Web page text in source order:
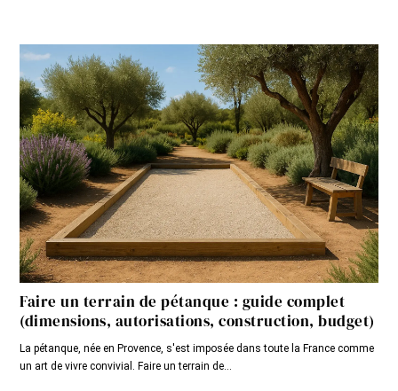
Faire un terrain de pétanque : guide complet
(dimensions, autorisations, construction, budget)
La pétanque, née en Provence, s'est imposée dans toute la France comme
un art de vivre convivial. Faire un terrain de...